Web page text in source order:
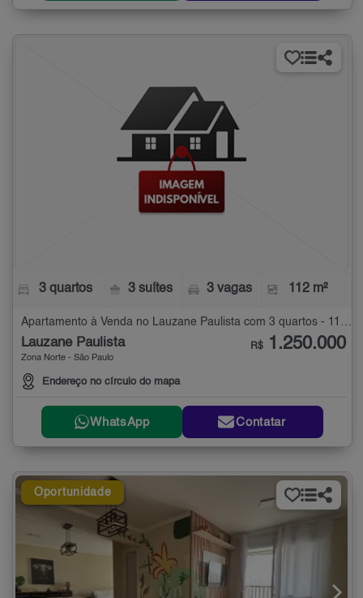
3 quartos 3 suítes 3 vagas 112 m²
Apartamento à Venda no Lauzane Paulista com 3 quartos - 112 m²
Lauzane Paulista
Zona Norte - São Paulo
Endereço no círculo do mapa
R$ 1.250.000
WhatsApp Contatar
Oportunidade